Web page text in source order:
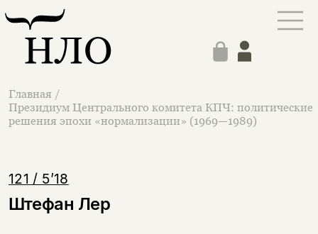
Главная /
Президиум Центрального комитета КПЧ: политические
решения эпохи «нормализации» (1969—1989)
121 / 5’18
Штефан Лер